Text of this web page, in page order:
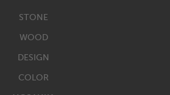
STONE
WOOD
DESIGN
COLOR